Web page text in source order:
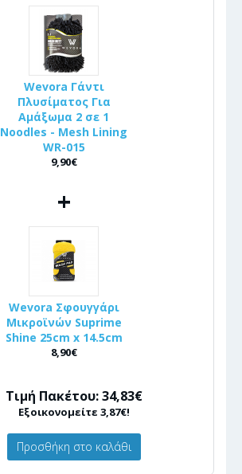
Wevora Γάντι
Πλυσίματος Για
Αμάξωμα 2 σε 1
Noodles - Mesh Lining
WR-015
9,90€
+
Wevora Σφουγγάρι
Μικροϊνών Suprime
Shine 25cm x 14.5cm
8,90€
Τιμή Πακέτου: 34,83€
Εξοικονομείτε 3,87€!
Προσθήκη στο καλάθι